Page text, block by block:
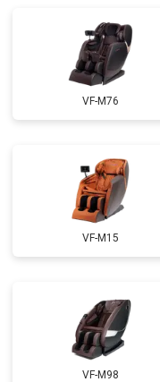
Ремонт купюроприемника
Замена сетевого
VF-M76
VF-M15
VF-M98